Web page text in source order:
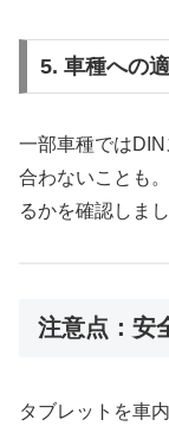
5. 車種への
一部車種では
合わないことも
るかを確認しまし
注意点：安
タブレットを車